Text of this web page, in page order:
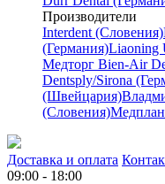
Производители
Interdent (Словения)
(Германия)Liaoning
Медторг Bien-Air
Dentsply/Sirona
(Швейцария)
(Словения)
Доставка и оплата
09:00 - 18:00